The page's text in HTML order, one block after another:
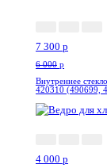
7 300 p
6 000 p
Внутреннее
420310 (490699,
4 000 p